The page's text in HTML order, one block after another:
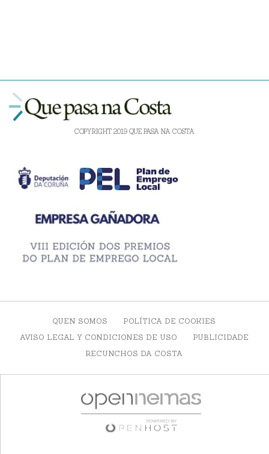
COPYRIGHT 2019 QUE PASA NA COSTA
QUEN SOMOS
POLÍTICA DE COOKIES
AVISO LEGAL Y CONDICIONES DE USO
PUBLICIDADE
RECUNCHOS DA COSTA